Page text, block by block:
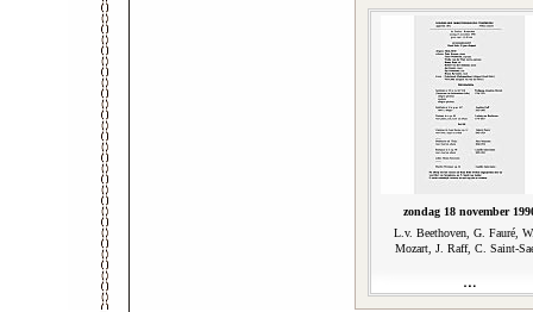
zondag 18 november
L.v. Beethoven, G. Fauré,
Mozart, J. Raff, C. Saint-